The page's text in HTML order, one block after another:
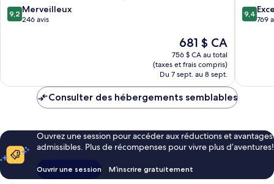
Centre-
ville
9.2
sur
9,2 Merveilleux
246 avis
Le
prix
est
de
681 $ CA
681 $ CA
756 $ CA au total
(taxes et frais compris)
Du 7 sept. au 8 sept.
Centre-
ville
9.4
sur
9,4
769
Consulter des hébergements semblables
Ouvrez une session pour accéder aux réductions et avantages
admissibles. Plus de récompenses pour vivre plus d’aventures!
Ouvrir une session M’inscrire gratuitement